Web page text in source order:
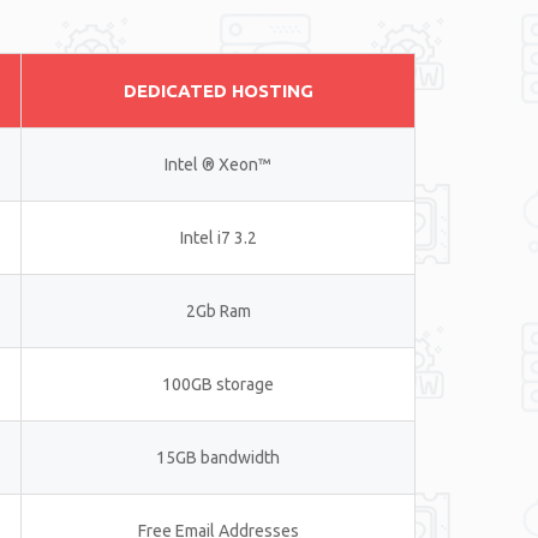
DEDICATED HOSTING
Intel ® Xeon™
Intel i7 3.2
2Gb Ram
100GB storage
15GB bandwidth
Free Email Addresses